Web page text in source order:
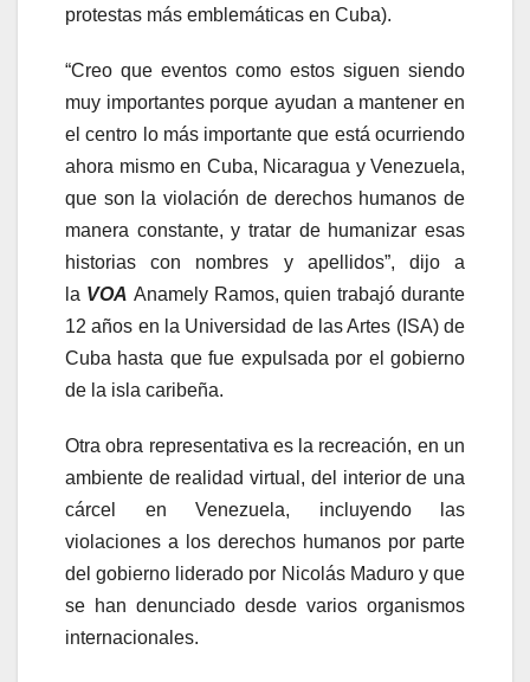
protestas más emblemáticas en Cuba).
“Creo que eventos como estos siguen siendo
muy importantes porque ayudan a mantener en
el centro lo más importante que está ocurriendo
ahora mismo en Cuba, Nicaragua y Venezuela,
que son la violación de derechos humanos de
manera constante, y tratar de humanizar esas
historias con nombres y apellidos”, dijo a
la VOA Anamely Ramos, quien trabajó durante
12 años en la Universidad de las Artes (ISA) de
Cuba hasta que fue expulsada por el gobierno
de la isla caribeña.
Otra obra representativa es la recreación, en un
ambiente de realidad virtual, del interior de una
cárcel en Venezuela, incluyendo las
violaciones a los derechos humanos por parte
del gobierno liderado por Nicolás Maduro y que
se han denunciado desde varios organismos
internacionales.